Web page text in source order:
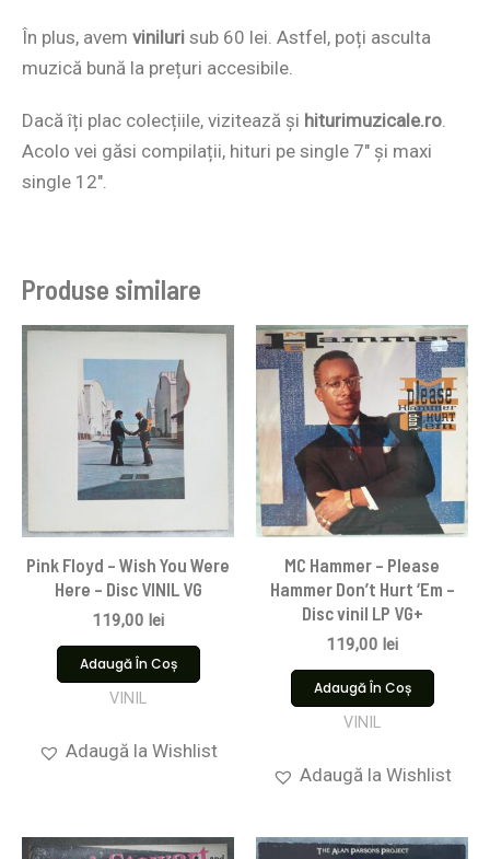
În plus, avem viniluri sub 60 lei. Astfel, poți asculta
muzică bună la prețuri accesibile.
Dacă îți plac colecțiile, vizitează și hiturimuzicale.ro
Acolo vei găsi compilații, hituri pe single 7″ și maxi
single 12″.
Produse similare
Pink Floyd ‎– Wish You Were
Here – Disc VINIL VG
119,00 lei
Adaugă În Coș
VINIL
Adaugă la Wishlist
MC Hammer – Please
Hammer Don’t Hurt ‘Em –
Disc vinil LP VG+
119,00 lei
Adaugă În Coș
VINIL
Adaugă la Wishlist